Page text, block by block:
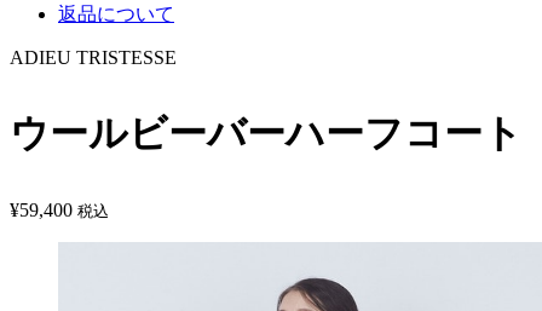
返品について
ADIEU TRISTESSE
ウールビーバーハーフコート
¥59,400 税込